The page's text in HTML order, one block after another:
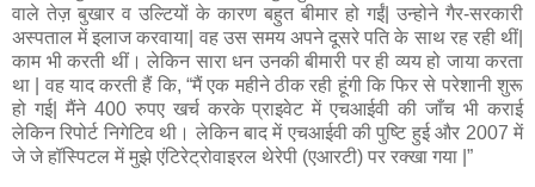
वाले तेज़ बुखार व उल्टियों के कारण बहुत बीमार हो गईं| उन्होने गैर-सरकारी
अस्पताल में इलाज करवाया| वह उस समय अपने दूसरे पति के साथ रह रही थीं|
काम भी करती थीं। लेकिन सारा धन उनकी बीमारी पर ही व्यय हो जाया करता
था | वह याद करती हैं कि, “मैं एक महीने ठीक रही हूंगी कि फिर से परेशानी शुरू
हो गई| मैंने 400 रुपए खर्च करके प्राइवेट में एचआईवी की जाँच भी कराई
लेकिन रिपोर्ट निगेटिव थी। लेकिन बाद में एचआईवी की पुष्टि हुई और 2007 में
जे जे हॉस्पिटल में मुझे एंटिरेट्रोवाइरल थेरेपी (एआरटी) पर रक्खा गया |”